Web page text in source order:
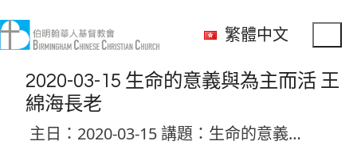
繁體中文
2020-03-15 生命的意義與為主而活 王
綿海長老
主日：2020-03-15 講題：生命的意義…